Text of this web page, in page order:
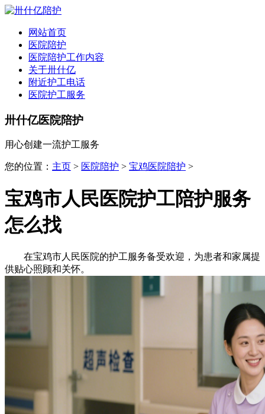
网站首页
医院陪护
医院陪护工作内容
关于卅什亿
附近护工电话
医院护工服务
卅什亿医院陪护
用心创建一流护工服务
您的位置： 主页 > 医院陪护 > 宝鸡医院陪护 >
宝鸡市人民医院护工陪护服务
怎么找
在宝鸡市人民医院的护工服务备受欢迎，为患者和家属提
供贴心照顾和关怀。